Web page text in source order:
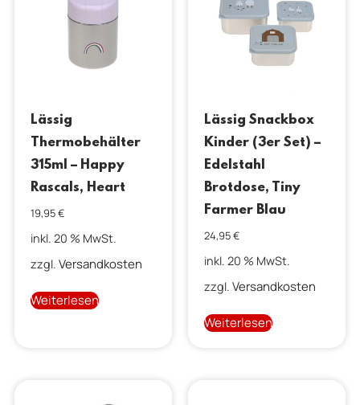
Lässig
Thermobehälter
315ml – Happy
Rascals, Heart
19,95€
inkl. 20 % MwSt.
zzgl. Versandkosten
Weiterlesen
Lässig Snackbox
Kinder (3er Set) –
Edelstahl
Brotdose, Tiny
Farmer Blau
24,95€
inkl. 20 % MwSt.
zzgl. Versandkosten
Weiterlesen